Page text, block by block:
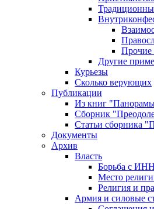
Прочие
Другие
Курьезы
Сколько верующих
Публикации
Из книг
Сборник
Статьи сборника
Документы
Архив
Власть
Борьба с
Место
Религия и
Армия и силовые